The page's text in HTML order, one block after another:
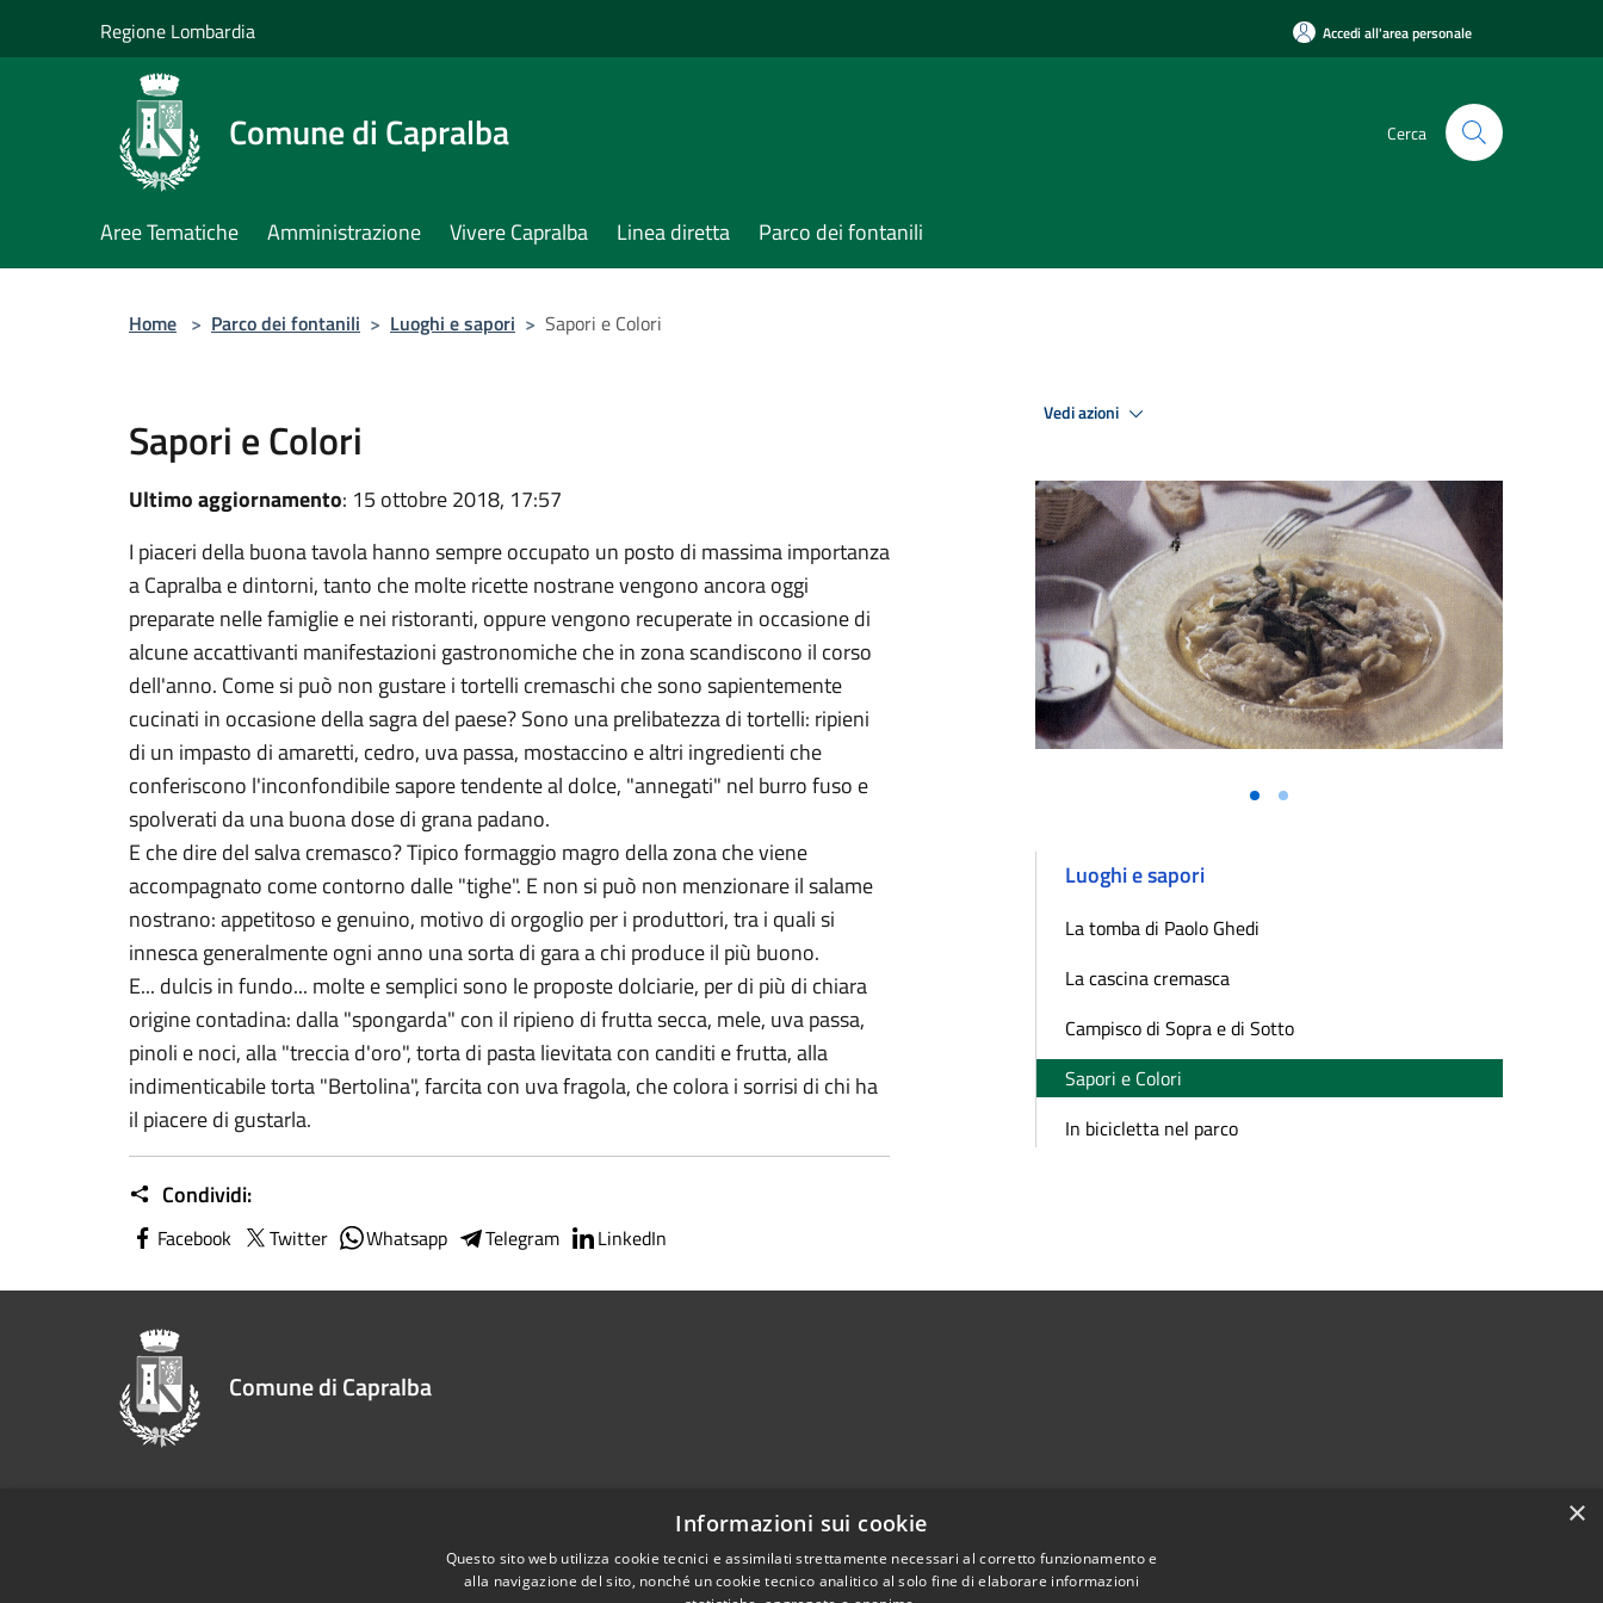
Regione Lombardia Accedi all'area personale
Comune di Capralba Cerca
Aree Tematiche Amministrazione Vivere Capralba Linea diretta Parco dei fontanili
Home > Parco dei fontanili > Luoghi e sapori > Sapori e Colori
Sapori e Colori
Ultimo aggiornamento: 15 ottobre 2018, 17:57
I piaceri della buona tavola hanno sempre occupato un posto di massima importanza
a Capralba e dintorni, tanto che molte ricette nostrane vengono ancora oggi
preparate nelle famiglie e nei ristoranti, oppure vengono recuperate in occasione di
alcune accattivanti manifestazioni gastronomiche che in zona scandiscono il corso
dell'anno. Come si può non gustare i tortelli cremaschi che sono sapientemente
cucinati in occasione della sagra del paese? Sono una prelibatezza di tortelli: ripieni
di un impasto di amaretti, cedro, uva passa, mostaccino e altri ingredienti che
conferiscono l'inconfondibile sapore tendente al dolce, "annegati" nel burro fuso e
spolverati da una buona dose di grana padano.
E che dire del salva cremasco? Tipico formaggio magro della zona che viene
accompagnato come contorno dalle "tighe". E non si può non menzionare il salame
nostrano: appetitoso e genuino, motivo di orgoglio per i produttori, tra i quali si
innesca generalmente ogni anno una sorta di gara a chi produce il più buono.
E... dulcis in fundo... molte e semplici sono le proposte dolciarie, per di più di chiara
origine contadina: dalla "spongarda" con il ripieno di frutta secca, mele, uva passa,
pinoli e noci, alla "treccia d'oro", torta di pasta lievitata con canditi e frutta, alla
indimenticabile torta "Bertolina", farcita con uva fragola, che colora i sorrisi di chi ha
il piacere di gustarla.
Condividi:
Facebook Twitter Whatsapp Telegram LinkedIn
Vedi azioni
Vai alla slide 1
Vai alla slide 2
Luoghi e sapori
La tomba di Paolo Ghedi
La cascina cremasca
Campisco di Sopra e di Sotto
Sapori e Colori
In bicicletta nel parco
Comune di Capralba
Telefono:03734521
×
Informazioni sui cookie
Questo sito web utilizza cookie tecnici e assimilati strettamente necessari al corretto funzionamento e
alla navigazione del sito, nonché un cookie tecnico analitico al solo fine di elaborare informazioni